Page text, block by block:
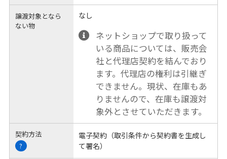
譲渡対象となら
ない物
なし
ネットショップで取り扱って
いる商品については、販売会
社と代理店契約を結んでおり
ます。代理店の権利は引継ぎ
できません。現状、在庫もあ
りませんので、在庫も譲渡対
象外とさせていただきます。
契約方法
?
電子契約（取引条件から契約書を生成し
て署名）